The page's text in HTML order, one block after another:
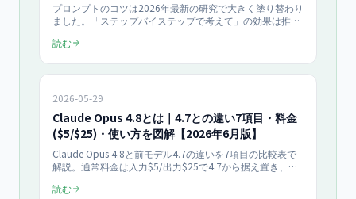
プロンプトのコツは2026年最新の研究で大きく塗り替わり
ました。「ステップバイステップで考えて」の効果は推論
80%増（Wharton 2025年6月）。Claude Fable 5時代に捨
読む
2026-05-29
Claude Opus 4.8とは｜4.7との違い7項目・料金
($5/$25)・使い方を図解【2026年6月版】
Claude Opus 4.8と前モデル4.7の違いを7項目の比較表で
解説。通常料金は入力$5/出力$25で4.7から据え置き、新
1/4に低減、ツール呼び出しも効率化。価格・使い方・
読む